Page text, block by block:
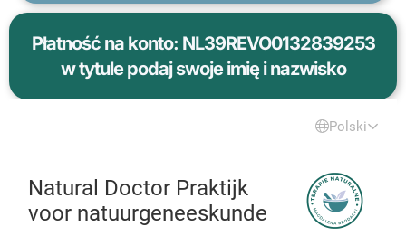
Płatność na konto: NL39REVO0132839253
w tytule podaj swoje imię i nazwisko